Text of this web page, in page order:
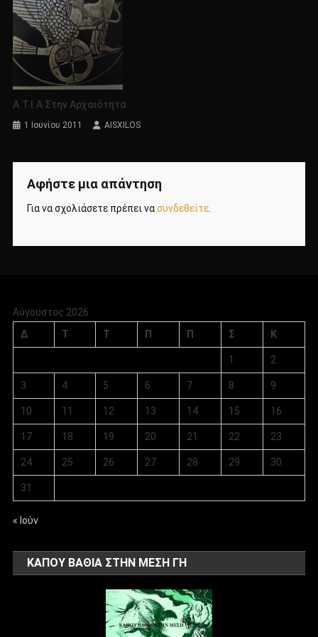
Α.Τ.Ι.Α Στην Αρχαιότητα
1 Ιουνίου 2011 AISXILOS
Αφήστε μια απάντηση
Για να σχολιάσετε πρέπει νασυνδεθείτε.
Αύγουστος 2026
Δ
Τ Τ Π Π Σ Κ
1 2
3 4 5 6 7 8 9
10 11 12 13 14 15 16
17 18 19 20 21 22 23
24 25 26 27 28 29 30
31
« Ιούν
ΚΑΠΟΥ ΒΑΘΙΑ ΣΤΗΝ ΜΕΣΗ ΓΗ